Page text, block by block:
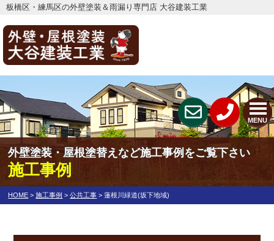
板橋区・練馬区の外壁塗装＆雨漏り専門店 大谷建装工業
MENU
外壁塗装・屋根塗替えなど施工事例をご覧下さい
施工事例
HOME >施工事例 >公共工事 >蓮根川緑道(坂下地域)